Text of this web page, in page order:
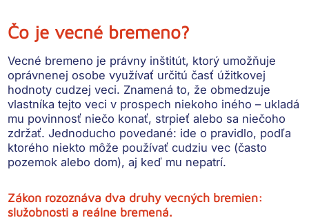
Čo je vecné bremeno?
Vecné bremeno je právny inštitút, ktorý umožňuje
oprávnenej osobe využívať určitú časť úžitkovej
hodnoty cudzej veci. Znamená to, že obmedzuje
vlastníka tejto veci v prospech niekoho iného – ukladá
mu povinnosť niečo konať, strpieť alebo sa niečoho
zdržať. Jednoducho povedané: ide o pravidlo, podľa
ktorého niekto môže používať cudziu vec (často
pozemok alebo dom), aj keď mu nepatrí.
Zákon rozoznáva dva druhy vecných bremien:
služobnosti a reálne bremená.